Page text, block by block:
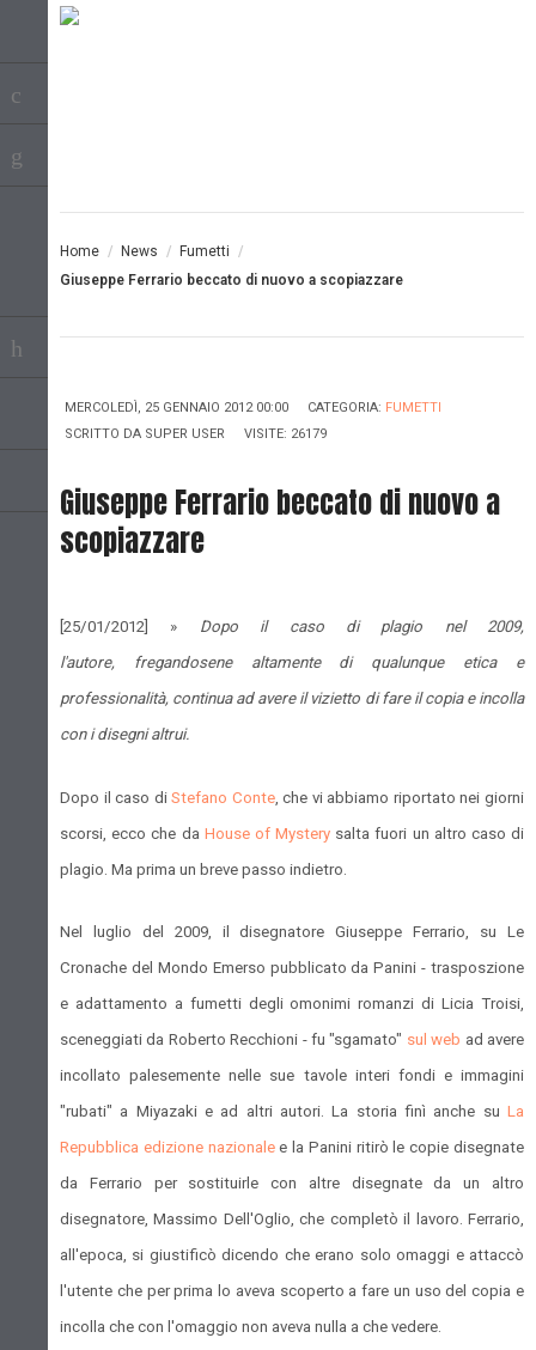
Home / News / Fumetti /
Giuseppe Ferrario beccato di nuovo a scopiazzare
MERCOLEDÌ, 25 GENNAIO 2012 00:00 CATEGORIA: FUMETTI
SCRITTO DA SUPER USER VISITE: 26179
Giuseppe Ferrario beccato di nuovo a
scopiazzare
[25/01/2012] » Dopo il caso di plagio nel 2009,
l'autore, fregandosene altamente di qualunque etica e
professionalità, continua ad avere il vizietto di fare il copia e incolla
con i disegni altrui.
Dopo il caso diStefano Conte, che vi abbiamo riportato nei giorni
scorsi, ecco che da House of Mystery salta fuori un altro caso di
plagio. Ma prima un breve passo indietro.
Nel luglio del 2009, il disegnatore Giuseppe Ferrario, su Le
Cronache del Mondo Emerso pubblicato da Panini - trasposzione
e adattamento a fumetti degli omonimi romanzi di Licia Troisi,
sceneggiati da Roberto Recchioni - fu "sgamato" sul web ad avere
incollato palesemente nelle sue tavole interi fondi e immagini
"rubati" a Miyazaki e ad altri autori. La storia finì anche su La
Repubblica edizione nazionalee la Panini ritirò le copie disegnate
da Ferrario per sostituirle con altre disegnate da un altro
disegnatore, Massimo Dell'Oglio, che completò il lavoro. Ferrario,
all'epoca, si giustificò dicendo che erano solo omaggi e attaccò
l'utente che per prima lo aveva scoperto a fare un uso del copia e
incolla che con l'omaggio non aveva nulla a che vedere.